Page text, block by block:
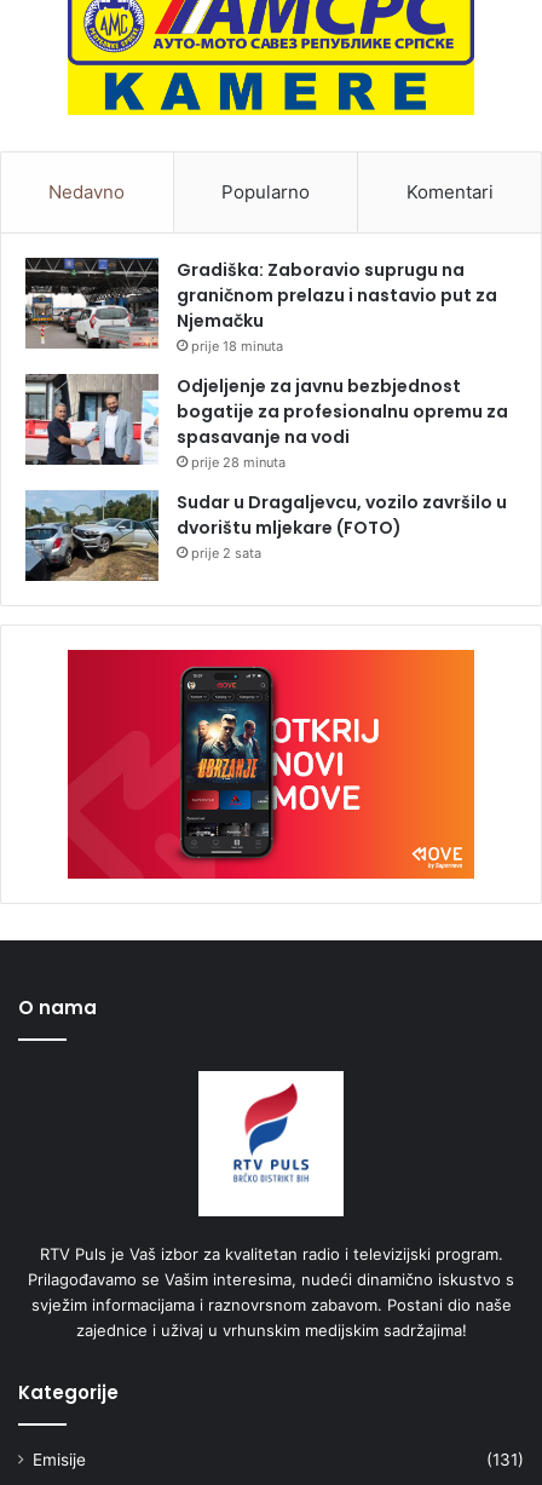
Nedavno Popularno Komentari
Gradiška: Zaboravio suprugu na
graničnom prelazu i nastavio put za
Njemačku
prije 18 minuta
Odjeljenje za javnu bezbjednost
bogatije za profesionalnu opremu za
spasavanje na vodi
prije 28 minuta
Sudar u Dragaljevcu, vozilo završilo u
dvorištu mljekare (FOTO)
prije 2 sata
O nama
RTV Puls je Vaš izbor za kvalitetan radio i televizijski program.
Prilagođavamo se Vašim interesima, nudeći dinamično iskustvo s
svježim informacijama i raznovrsnom zabavom. Postani dio naše
zajednice i uživaj u vrhunskim medijskim sadržajima!
Kategorije
Emisije
(131)